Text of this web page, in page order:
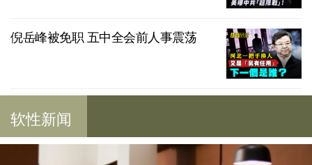
倪岳峰被免职 五中全会前人事震荡
软性新闻